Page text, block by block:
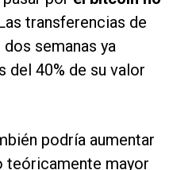
transferencias de
semanas ya
del 40% de su valor
podría aumentar
teóricamente mayor